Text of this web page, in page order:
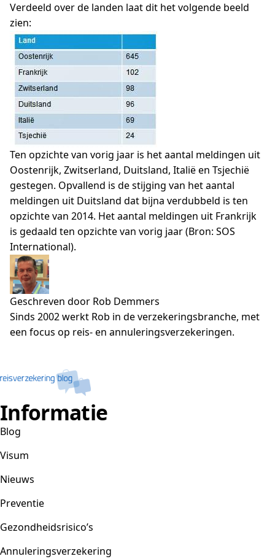
Verdeeld over de landen laat dit het volgende beeld
zien:
Ten opzichte van vorig jaar is het aantal meldingen uit
Oostenrijk, Zwitserland, Duitsland, Italië en Tsjechië
gestegen. Opvallend is de stijging van het aantal
meldingen uit Duitsland dat bijna verdubbeld is ten
opzichte van 2014. Het aantal meldingen uit Frankrijk
is gedaald ten opzichte van vorig jaar (Bron: SOS
International).
Geschreven door Rob Demmers
Sinds 2002 werkt Rob in de verzekeringsbranche, met
een focus op reis- en annuleringsverzekeringen.
Informatie
Blog
Visum
Nieuws
Preventie
Gezondheidsrisico’s
Annuleringsverzekering